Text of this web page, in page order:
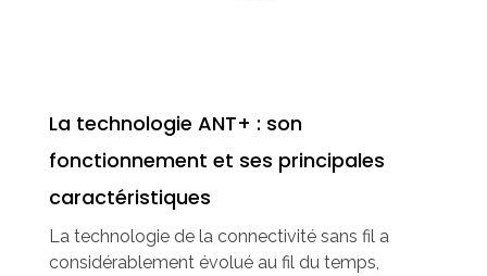
La technologie ANT+ : son
fonctionnement et ses principales
caractéristiques
La technologie de la connectivité sans fil a
considérablement évolué au fil du temps,